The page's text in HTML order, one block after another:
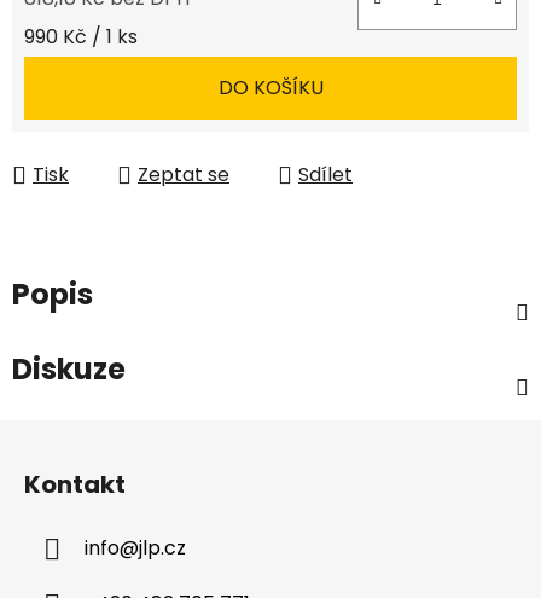
Měrná cena:
990 Kč / 1 ks
DO KOŠÍKU
Tisk Zeptat se Sdílet
Popis
Diskuze
Kontakt
info@jlp.cz